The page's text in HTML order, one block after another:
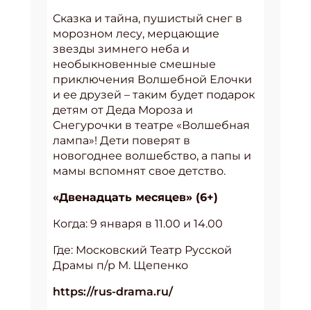
Сказка и тайна, пушистый снег в
морозном лесу, мерцающие
звезды зимнего неба и
необыкновенные смешные
приключения Волшебной Елочки
и ее друзей – таким будет подарок
детям от Деда Мороза и
Снегурочки в театре «Волшебная
лампа»! Дети поверят в
новогоднее волшебство, а папы и
мамы вспомнят свое детство.
«Двенадцать месяцев» (6+)
Когда: 9 января в 11.00 и 14.00
Где: Московский Театр Русской
Драмы п/р М. Щепенко
https://rus-drama.ru/